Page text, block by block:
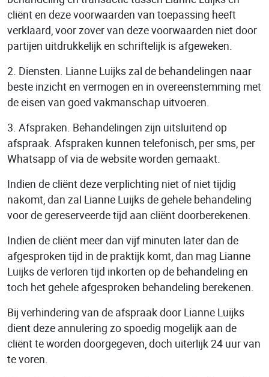
cliënt en deze voorwaarden van toepassing heeft
verklaard, voor zover van deze voorwaarden niet door
partijen uitdrukkelijk en schriftelijk is afgeweken.
2. Diensten. Lianne Luijks zal de behandelingen naar
beste inzicht en vermogen en in overeenstemming met
de eisen van goed vakmanschap uitvoeren.
3. Afspraken. Behandelingen zijn uitsluitend op
afspraak. Afspraken kunnen telefonisch, per sms, per
Whatsapp of via de website worden gemaakt.
Indien de cliënt deze verplichting niet of niet tijdig
nakomt, dan zal Lianne Luijks de gehele behandeling
voor de gereserveerde tijd aan cliënt doorberekenen.
Indien de cliënt meer dan vijf minuten later dan de
afgesproken tijd in de praktijk komt, dan mag Lianne
Luijks de verloren tijd inkorten op de behandeling en
toch het gehele afgesproken behandeling berekenen.
Bij verhindering van de afspraak door Lianne Luijks
dient deze annulering zo spoedig mogelijk aan de
cliënt te worden doorgegeven, doch uiterlijk 24 uur van
te voren.